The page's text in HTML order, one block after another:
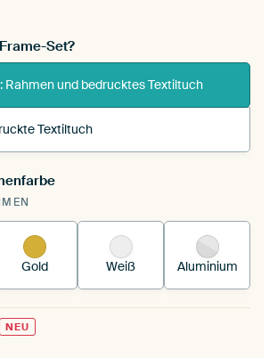
Set?
Rahmen und bedrucktes Textiltuch
Textiltuch
einen wechselbaren Textiltuch in
ArtFrame™.
es.
Gold Weiß Aluminium
NEU